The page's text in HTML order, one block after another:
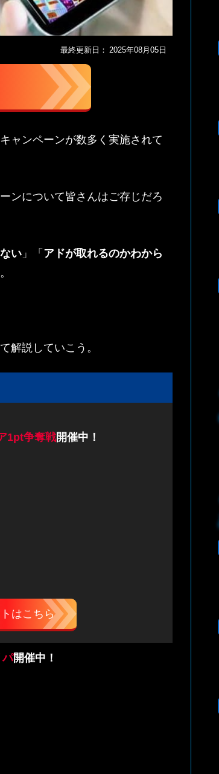
最終更新日： 2025年08月05日
ャンペーンが数多く実施されて
ンについて皆さんはご存じだろ
い 」「 アドが取れるのかわから
解説していこう。
1pt争奪戦開催中！
はこちら
パ開催中！